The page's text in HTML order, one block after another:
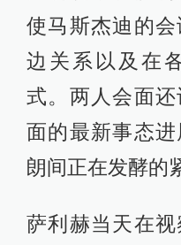
使马斯杰迪的
边关系以及在
式。两人会面
面的最新事态
朗间正在发酵的
萨利赫当天在